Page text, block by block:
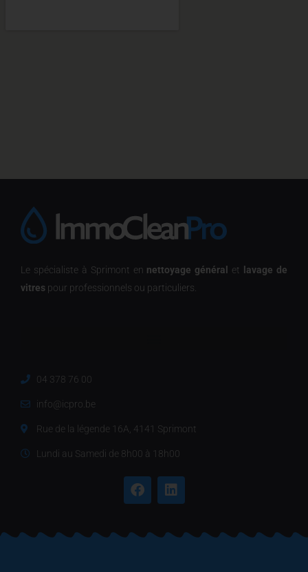
Le spécialiste à Sprimont en nettoyage général et
lavage de
vitres pour professionnels ou particuliers.
04 378 76 00
info@icpro.be
Rue de la légende 16A, 4141 Sprimont
Lundi au Samedi de 8h00 à 18h00